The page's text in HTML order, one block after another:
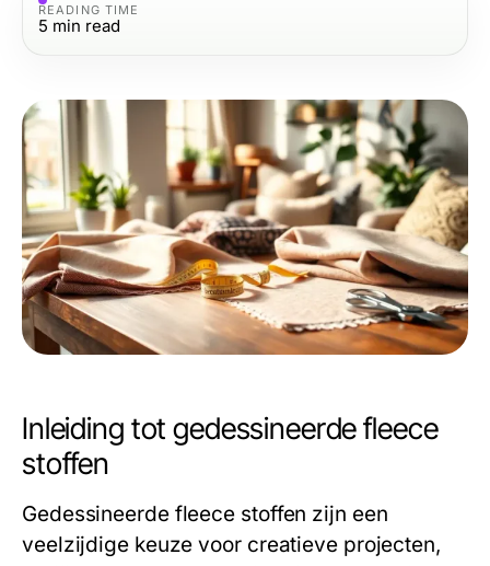
READING TIME
5 min read
Inleiding tot gedessineerde fleece
stoffen
Gedessineerde fleece stoffen zijn een
veelzijdige keuze voor creatieve projecten,